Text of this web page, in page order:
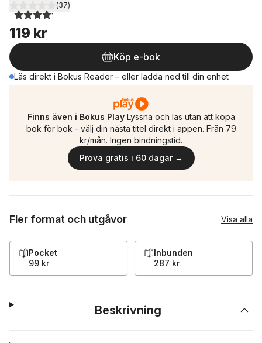
4,2utav 5 stjärnor. Totalt antal röster:
(37)
119 kr
Köp e-bok
Läs direkt i Bokus Reader – eller ladda ned till din enhet
Finns även i Bokus Play Lyssna och läs utan att köpa
bok för bok - välj din nästa titel direkt i appen. Från 79
kr/mån. Ingen bindningstid.
Prova gratis i 60 dagar →
Fler format och utgåvor Visa alla
Pocket
99 kr
Inbunden
287 kr
Beskrivning